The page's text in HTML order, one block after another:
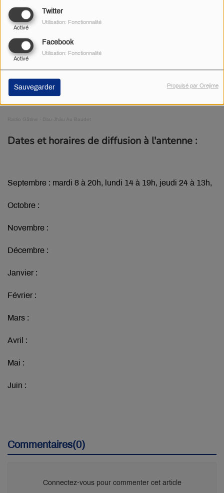
Twitter
Activé
Utilisation: Fonctionnalité
Facebook
Activé
Utilisation: Fonctionnalité
Sauvegarder Propulsé par Orejime
Radio Gâtine Dau Jhàu Au Baudet
Dates et horaires de diffusion à l'antenne :
Septembre : mardi 8 à 20h, lundi 14 à 19h, jeudi 24 à 13h,
Octobre :
Novembre :
Décembre :
Janvier :
Février :
Mars :
Avril :
Mai :
Juin :
Commentaires(0)
Connectez-vous pour commenter cet article